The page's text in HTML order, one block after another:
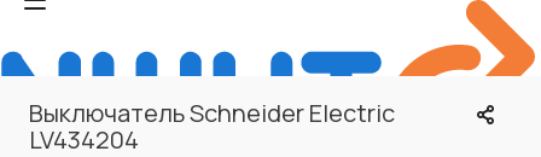
Выключатель Schneider Electric
LV434204